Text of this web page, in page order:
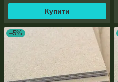
Купити
–5%